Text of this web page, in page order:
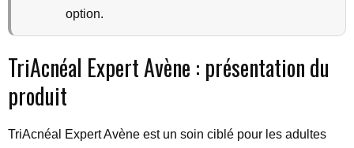
option.
TriAcnéal Expert Avène : présentation du
produit
TriAcnéal Expert Avène est un soin ciblé pour les adultes